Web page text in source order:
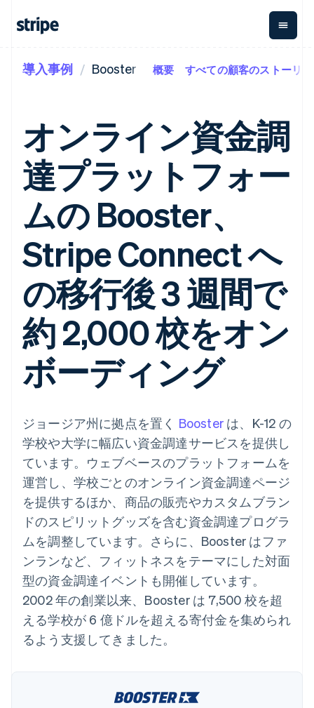
支払い
オンライン決
済
Managed
Payments
マーチャント
オブレコード
ソリューショ
ン
Payment links
コーディング
ージ
Checkout
構築済み決済
Elements
柔軟な UI コン
ポーネント
決済手段
125 以上の決
済手段を利用
可能
Terminal
対面支払い
決済成功率の
最適化
Link
スピーディー
な決済
収益
経常収益
Metronome
サブスクリ
プション
プションの
管理
Invoicing
は継続
Tax
消費税と
VAT の自動
計算
Revenue
Recognition
会計管理の
Stripe
Sigma
Data
Pipeline
データの同
期
資金管
Global
Payouts
第三者
への入
プラッ
ットプ
イス
その他
Product roadmap
今後の予定を確認
Radar
不正防止
Atlas
スタートアップの企業設立
Climate
オンライン本人確認
企業規模別
ユースケース別
ース
E コマース / ECサイト
請求・財務関連
グローバルビジネス
アプリ内決済
マーケットプレイス
資金管理
プラットフォーム
SaaS
業種別
クリエイターエコノミ―
ゲーム
ホスピタリティ、旅行、
レジャー
保険
メディアおよびエンター
テインメント
非営利団体
プロフェッショナルサー
ビス
パブリックセクター
小売業
エコシステム
パートナー
ドキュメント
ライブラリと SDK
Stripe Apps
ガイド
オンライン決済を受け付
構築済みの決済を実装
プラットフォームまたは
マーケットプレイスを構
築する
サブスクリプションを管
理
従量課金請求を提供
ステーブルコイン担保型
のカードを発行
エージェントによるサー
ビスのプロビジョニング
と管理
リソース
アプリへの導入
コードサンプル
開発者のブログ
API ステータス
学ぶ
ガイド
サポート
サポートに問い合わせる
管理サポートプラン
ビス
会社
製品ロードマップ
Sessions 年次カンファ
レンス
採用情報
ニュースルーム
お問い合わせ
営業にお問い合わせ
パートナーになる
導入事例 Booster 概要 すべての顧客のストーリー
オンライン資金調
達プラットフォー
ムの Booster、
Stripe Connect へ
の移行後 3 週間で
約 2,000 校をオン
ボーディング
ジョージア州に拠点を置く Booster は、K-12 の
学校や大学に幅広い資金調達サービスを提供し
ています。ウェブベースのプラットフォームを
運営し、学校ごとのオンライン資金調達ページ
を提供するほか、商品の販売やカスタムブラン
ドのスピリットグッズを含む資金調達プログラ
ムを調整しています。さらに、Booster はファ
ンランなど、フィットネスをテーマにした対面
型の資金調達イベントも開催しています。
2002 年の創業以来、Booster は 7,500 校を超
える学校が 6 億ドルを超える寄付金を集められ
るよう支援してきました。